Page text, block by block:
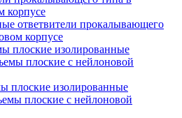
корпусе
ответвители прокалывающего
корпусе
плоские изолированные
плоские с нейлоновой
плоские изолированные
плоские с нейлоновой